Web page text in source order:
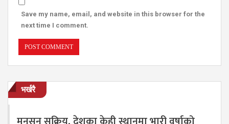
Save my name, email, and website in this browser for the
next time I comment.
भर्खरै